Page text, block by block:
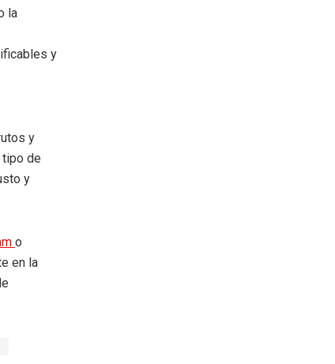
la
y
y
tipo de
y
o
en la